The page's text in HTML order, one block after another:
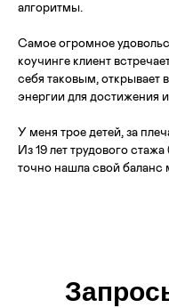
алгоритмы.
Самое огромное
коучинге клиент
себя таковым, открывает
энергии для достижения
У меня трое детей, за
Из 19 лет трудового
точно нашла свой баланс